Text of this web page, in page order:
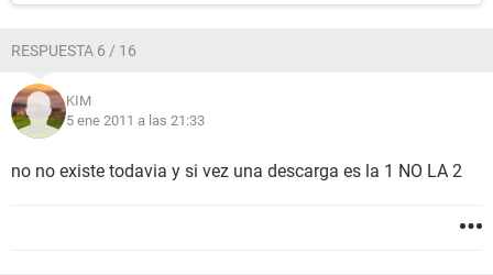
RESPUESTA 6 / 16
KIM
5 ene 2011 a las 21:33
no no existe todavia y si vez una descarga es la 1 NO LA 2